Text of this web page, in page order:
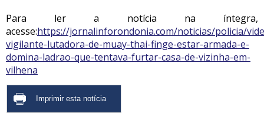
Para ler a notícia na íntegra,
acesse:https://jornalinforondonia.com/noticias/policia/
vigilante-lutadora-de-muay-thai-finge-estar-armada-e-
domina-ladrao-que-tentava-furtar-casa-de-vizinha-em-
vilhena